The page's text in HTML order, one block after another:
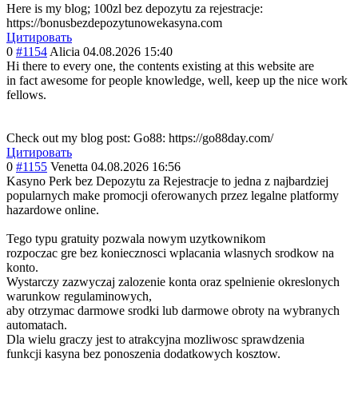
Here is my blog; 100zl bez depozytu za rejestracje:
https://bonusbezdepozytunowekasyna.com
Цитировать
0 #1154 Alicia 04.08.2026 15:40
Hi there to every one, the contents existing at this website are
in fact awesome for people knowledge, well, keep up the nice work
fellows.
Check out my blog post: Go88: https://go88day.com/
Цитировать
0 #1155 Venetta 04.08.2026 16:56
Kasyno Perk bez Depozytu za Rejestracje to jedna z najbardziej
popularnych make promocji oferowanych przez legalne platformy
hazardowe online.
Tego typu gratuity pozwala nowym uzytkownikom
rozpoczac gre bez koniecznosci wplacania wlasnych srodkow na
konto.
Wystarczy zazwyczaj zalozenie konta oraz spelnienie okreslonych
warunkow regulaminowych,
aby otrzymac darmowe srodki lub darmowe obroty na wybranych
automatach.
Dla wielu graczy jest to atrakcyjna mozliwosc sprawdzenia
funkcji kasyna bez ponoszenia dodatkowych kosztow.